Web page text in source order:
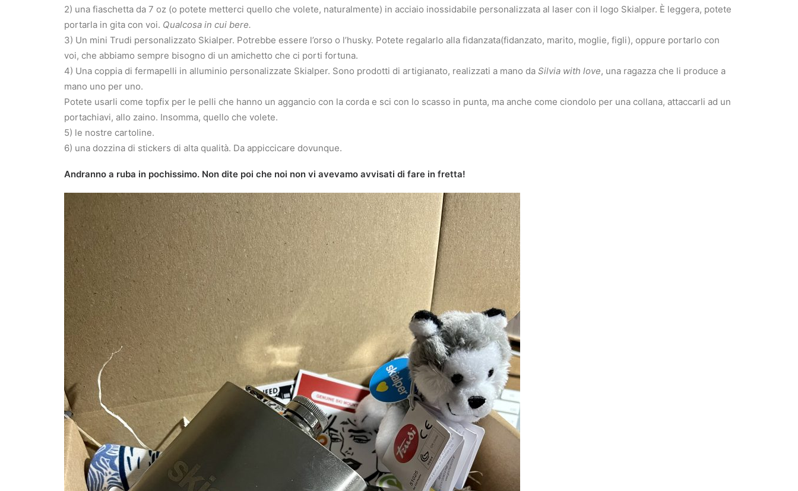
2) una fiaschetta da 7 oz (o potete metterci quello che volete, naturalmente) in acciaio inossidabile personalizzata al laser con il logo Skialper. È leggera, potete
portarla in gita con voi. Qualcosa in cui bere.
3) Un mini Trudi personalizzato Skialper. Potrebbe essere l’orso o l’husky. Potete regalarlo alla fidanzata(fidanzato, marito, moglie, figli), oppure portarlo con
voi, che abbiamo sempre bisogno di un amichetto che ci porti fortuna.
4) Una coppia di fermapelli in alluminio personalizzate Skialper. Sono prodotti di artigianato, realizzati a mano da Silvia with love, una ragazza che li produce a
mano uno per uno.
Potete usarli come topfix per le pelli che hanno un aggancio con la corda e sci con lo scasso in punta, ma anche come ciondolo per una collana, attaccarli ad un
portachiavi, allo zaino. Insomma, quello che volete.
5) le nostre cartoline.
6) una dozzina di stickers di alta qualità. Da appiccicare dovunque.
Andranno a ruba in pochissimo. Non dite poi che noi non vi avevamo avvisati di fare in fretta!